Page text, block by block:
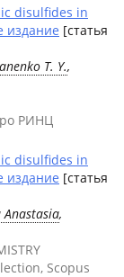
disulfides in
издание [статья
T. Y.,
РИНЦ
disulfides in
издание [статья
Anastasia,
Scopus